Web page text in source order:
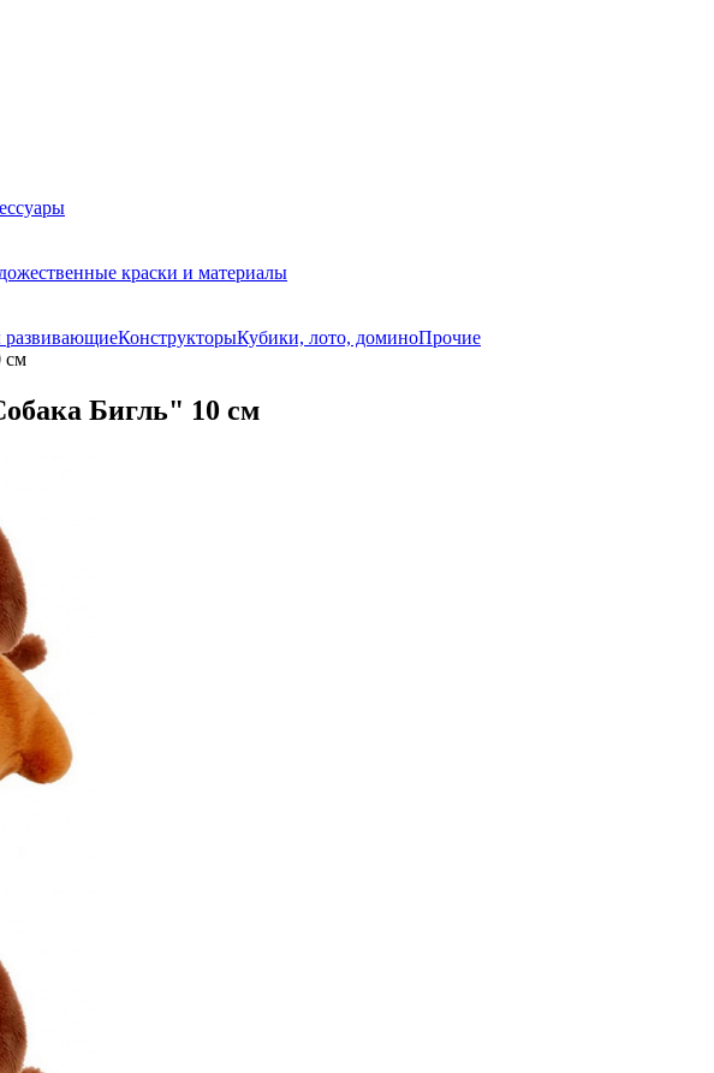
краски и материалы
КонструкторыКубики, лото, доминоПрочие
см
Бигль" 10 см